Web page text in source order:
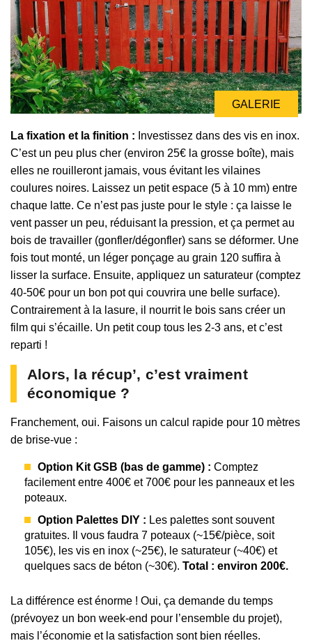
GALERIE
GALERIE
La fixation et la finition : Investissez dans des vis en inox.
C’est un peu plus cher (environ 25€ la grosse boîte), mais
elles ne rouilleront jamais, vous évitant les vilaines
coulures noires. Laissez un petit espace (5 à 10 mm) entre
chaque latte. Ce n’est pas juste pour le style : ça laisse le
vent passer un peu, réduisant la pression, et ça permet au
bois de travailler (gonfler/dégonfler) sans se déformer. Une
fois tout monté, un léger ponçage au grain 120 suffira à
lisser la surface. Ensuite, appliquez un saturateur (comptez
40-50€ pour un bon pot qui couvrira une belle surface).
Contrairement à la lasure, il nourrit le bois sans créer un
film qui s’écaille. Un petit coup tous les 2-3 ans, et c’est
reparti !
Alors, la récup’, c’est vraiment
économique ?
Franchement, oui. Faisons un calcul rapide pour 10 mètres
de brise-vue :
Option Kit GSB (bas de gamme) : Comptez
facilement entre 400€ et 700€ pour les panneaux et les
poteaux.
Option Palettes DIY : Les palettes sont souvent
gratuites. Il vous faudra 7 poteaux (~15€/pièce, soit
105€), les vis en inox (~25€), le saturateur (~40€) et
quelques sacs de béton (~30€). Total : environ 200€.
La différence est énorme ! Oui, ça demande du temps
(prévoyez un bon week-end pour l’ensemble du projet),
mais l’économie et la satisfaction sont bien réelles.